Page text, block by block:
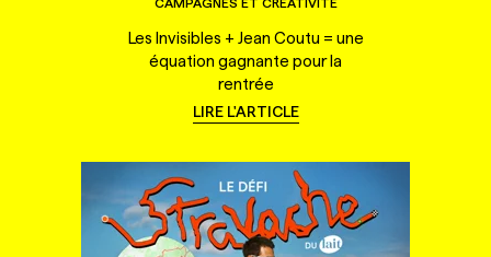
Les Invisibles + Jean Coutu = une
équation gagnante pour la
rentrée
LIRE L'ARTICLE